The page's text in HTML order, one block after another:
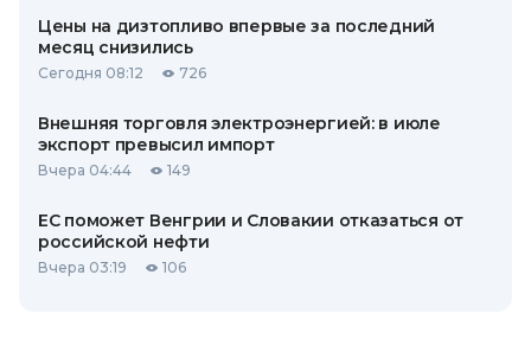
Цены на дизтопливо впервые за последний
месяц снизились
Сегодня 08:12 726
Внешняя торговля электроэнергией: в июле
экспорт превысил импорт
Вчера 04:44 149
ЕС поможет Венгрии и Словакии отказаться от
российской нефти
Вчера 03:19 106